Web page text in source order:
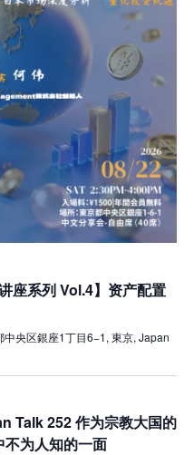
座系列 Vol.4】资产配置
中央区銀座1丁目6−1, 東京, Japan
Talk 252 作为宗教大国的
为人知的一面